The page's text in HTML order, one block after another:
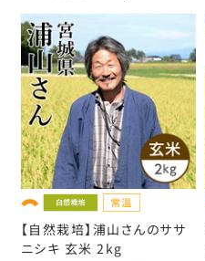
【自然栽培】浦山さんのササ
ニシキ 玄米 2kg